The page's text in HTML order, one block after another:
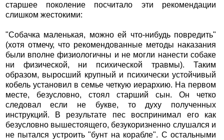
старшее поколение посчитало эти рекомендации
слишком жестокими:
"Собачка маленькая, можно ей что-нибудь повредить"
(хотя отмечу, что рекомендованные методы наказания
были вполне физиологичны и не могли нанести собаке
ни физической, ни психической травмы). Таким
образом, выросший крупный и психически устойчивый
кобель установил в семье четкую иерархию. На первом
месте, безусловно, стоял старший сын. Он четко
следовал если не букве, то духу полученных
инструкций. В результате пес воспринимал его как
безусловно вышестоящего, безукоризненно слушался и
не пытался устроить "бунт на корабле". С остальными